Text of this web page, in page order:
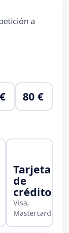
a
80 €
Tarjeta
de
crédito
Visa,
Mastercard